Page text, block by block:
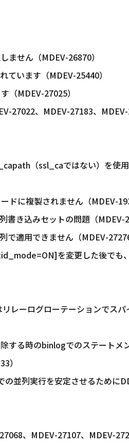
ません（MDEV-26870）
ています（MDEV-25440）
（MDEV-27025）
27022、MDEV-27183、MDEV-
（ssl_caではない）を使
ドに複製されません（MDEV-
書き込みセットの問題（MDEV-
で適用できません（MDEV-27276
を変更した後でも、
レーログローテーションでスパ
する時のbinlogでのステートメ
）
の並列実行を安定させるために
、MDEV-27107、MDEV-